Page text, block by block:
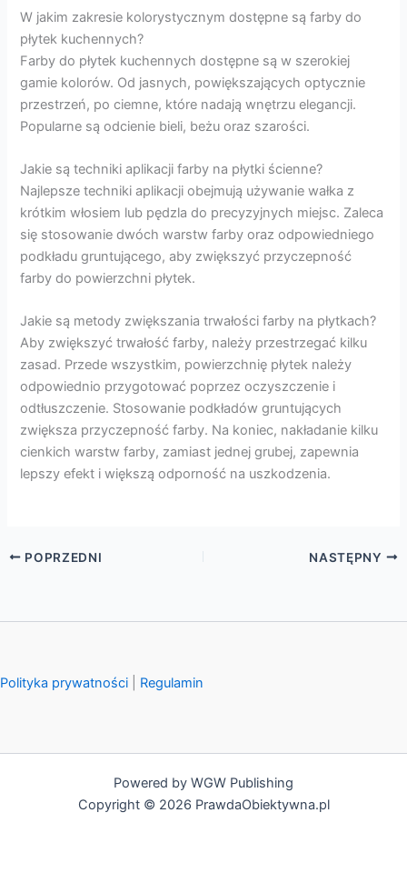
W jakim zakresie kolorystycznym dostępne są farby do
płytek kuchennych?
Farby do płytek kuchennych dostępne są w szerokiej
gamie kolorów. Od jasnych, powiększających optycznie
przestrzeń, po ciemne, które nadają wnętrzu elegancji.
Popularne są odcienie bieli, beżu oraz szarości.
Jakie są techniki aplikacji farby na płytki ścienne?
Najlepsze techniki aplikacji obejmują używanie wałka z
krótkim włosiem lub pędzla do precyzyjnych miejsc. Zaleca
się stosowanie dwóch warstw farby oraz odpowiedniego
podkładu gruntującego, aby zwiększyć przyczepność
farby do powierzchni płytek.
Jakie są metody zwiększania trwałości farby na płytkach?
Aby zwiększyć trwałość farby, należy przestrzegać kilku
zasad. Przede wszystkim, powierzchnię płytek należy
odpowiednio przygotować poprzez oczyszczenie i
odtłuszczenie. Stosowanie podkładów gruntujących
zwiększa przyczepność farby. Na koniec, nakładanie kilku
cienkich warstw farby, zamiast jednej grubej, zapewnia
lepszy efekt i większą odporność na uszkodzenia.
POPRZEDNI NASTĘPNY
Polityka prywatności Regulamin
Powered by WGW Publishing
Copyright © 2026 PrawdaObiektywna.pl